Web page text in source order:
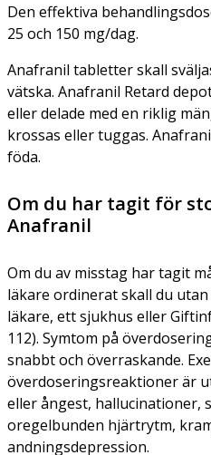
Den effektiva
25 och 150 mg/dag.
Anafranil tabletter skall
vätska. Anafranil Retard
eller delade med en riklig
krossas eller tuggas.
föda.
Om du har tagit för
Anafranil
Om du av misstag har tagit
läkare ordinerat skall du
läkare, ett sjukhus eller
112). Symtom på
snabbt och överraskande.
överdoseringsreaktioner är
eller ångest, hallucinationer,
oregelbunden hjärtrytm,
andningsdepression.